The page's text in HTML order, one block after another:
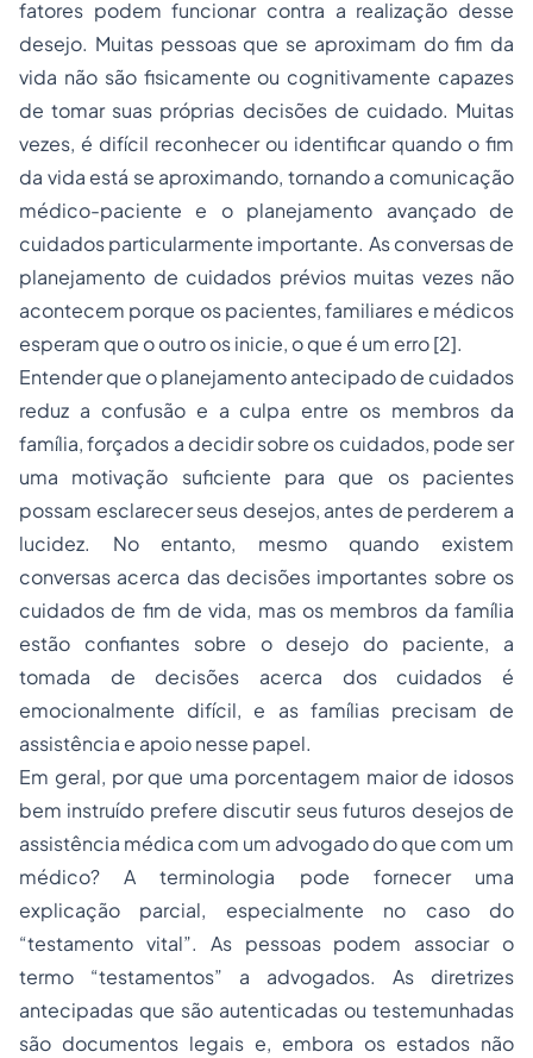
fatores podem funcionar contra a realização desse
desejo. Muitas pessoas que se aproximam do fim da
vida não são fisicamente ou cognitivamente capazes
de tomar suas próprias decisões de cuidado. Muitas
vezes, é difícil reconhecer ou identificar quando o fim
da vida está se aproximando, tornando a comunicação
médico-paciente e o planejamento avançado de
cuidados particularmente importante. As conversas de
planejamento de cuidados prévios muitas vezes não
acontecem porque os pacientes, familiares e médicos
esperam que o outro os inicie, o que é um erro [2].
Entender que o planejamento antecipado de cuidados
reduz a confusão e a culpa entre os membros da
família, forçados a decidir sobre os cuidados, pode ser
uma motivação suficiente para que os pacientes
possam esclarecer seus desejos, antes de perderem a
lucidez. No entanto, mesmo quando existem
conversas acerca das decisões importantes sobre os
cuidados de fim de vida, mas os membros da família
estão confiantes sobre o desejo do paciente, a
tomada de decisões acerca dos cuidados é
emocionalmente difícil, e as famílias precisam de
assistência e apoio nesse papel.
Em geral, por que uma porcentagem maior de idosos
bem instruído prefere discutir seus futuros desejos de
assistência médica com um advogado do que com um
médico? A terminologia pode fornecer uma
explicação parcial, especialmente no caso do
“testamento vital”. As pessoas podem associar o
termo “testamentos” a advogados. As diretrizes
antecipadas que são autenticadas ou testemunhadas
são documentos legais e, embora os estados não